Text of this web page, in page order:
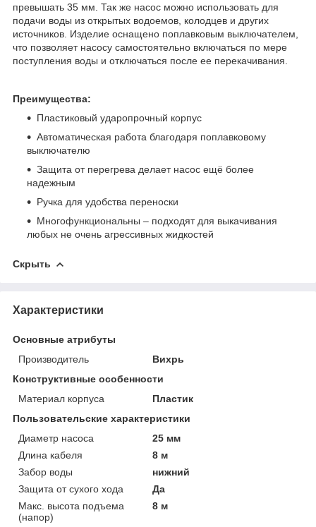
превышать 35 мм. Так же насос можно использовать для
подачи воды из открытых водоемов, колодцев и других
источников. Изделие оснащено поплавковым выключателем,
что позволяет насосу самостоятельно включаться по мере
поступления воды и отключаться после ее перекачивания.
Преимущества:
Пластиковый ударопрочный корпус
Автоматическая работа благодаря поплавковому
выключателю
Защита от перегрева делает насос ещё более
надежным
Ручка для удобства переноски
Многофункциональны – подходят для выкачивания
любых не очень агрессивных жидкостей
Скрыть
Характеристики
Основные атрибуты
Производитель
Вихрь
Конструктивные особенности
Материал корпуса
Пластик
Пользовательские характеристики
Диаметр насоса
25 мм
Длина кабеля
8 м
Забор воды
нижний
Защита от сухого хода
Да
Макс. высота подъема
(напор)
8 м